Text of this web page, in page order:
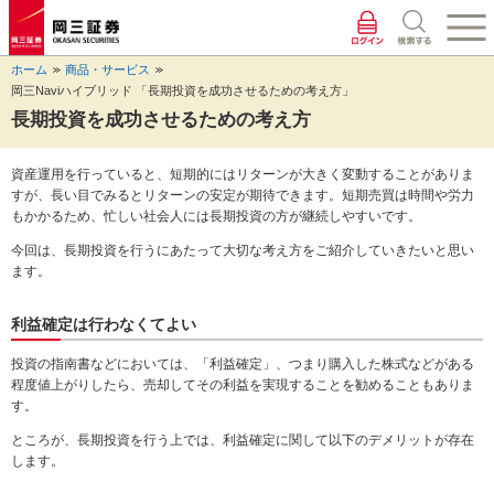
ジ
の
先
頭
り
す。
ジ
内
を
移
る
で
す。
ヘ
ッ
ダ
か
ら
ヘ
ッ
報
す。
ジ
の
現
在
な
す。
ホーム
商品・サービス
岡三Naviハイブリッド 「長期投資を成功させるための考え方」
長期投資を成功させるための考え方
か
ら
本
文
り
す。
資産運用を行っていると、短期的にはリターンが大きく変動することがありま
すが、長い目でみるとリターンの安定が期待できます。短期売買は時間や労力
もかかるため、忙しい社会人には長期投資の方が継続しやすいです。
今回は、長期投資を行うにあたって大切な考え方をご紹介していきたいと思い
ます。
利益確定は行わなくてよい
投資の指南書などにおいては、「利益確定」、つまり購入した株式などがある
程度値上がりしたら、売却してその利益を実現することを勧めることもありま
す。
ところが、長期投資を行う上では、利益確定に関して以下のデメリットが存在
します。
か
ら
フ
ッ
報
す。
ジ
の
終
わ
な
す。
ペ
ー
ジ
の
へ
す。